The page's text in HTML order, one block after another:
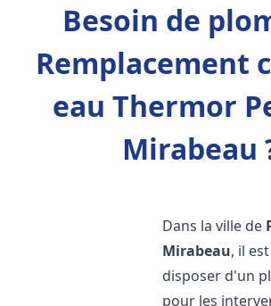
Besoin de
Remplacement
eau Thermor
Mirabeau
Dans la ville de
Mirabeau, il
disposer d'un
pour les